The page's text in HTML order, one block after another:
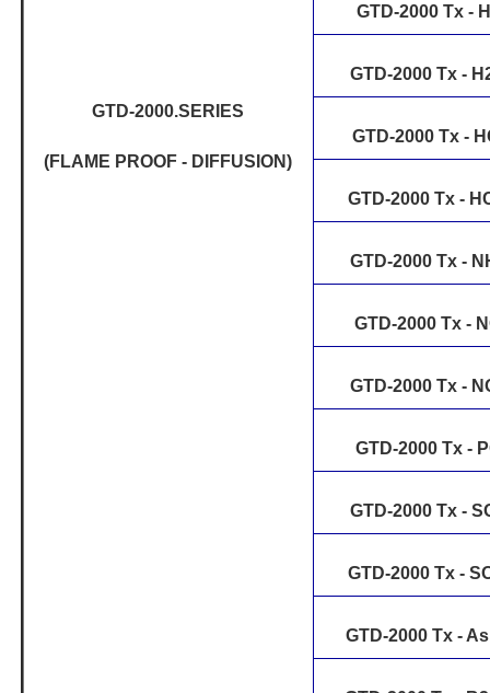
GTD-2000.SERIES
(FLAME PROOF - DIFFUSION)
GTD-2000 Tx -
GTD-2000 Tx -
GTD-2000 Tx -
GTD-2000 Tx -
GTD-2000 Tx -
GTD-2000 Tx -
GTD-2000 Tx -
GTD-2000 Tx -
GTD-2000 Tx -
GTD-2000 Tx -
GTD-2000 Tx -